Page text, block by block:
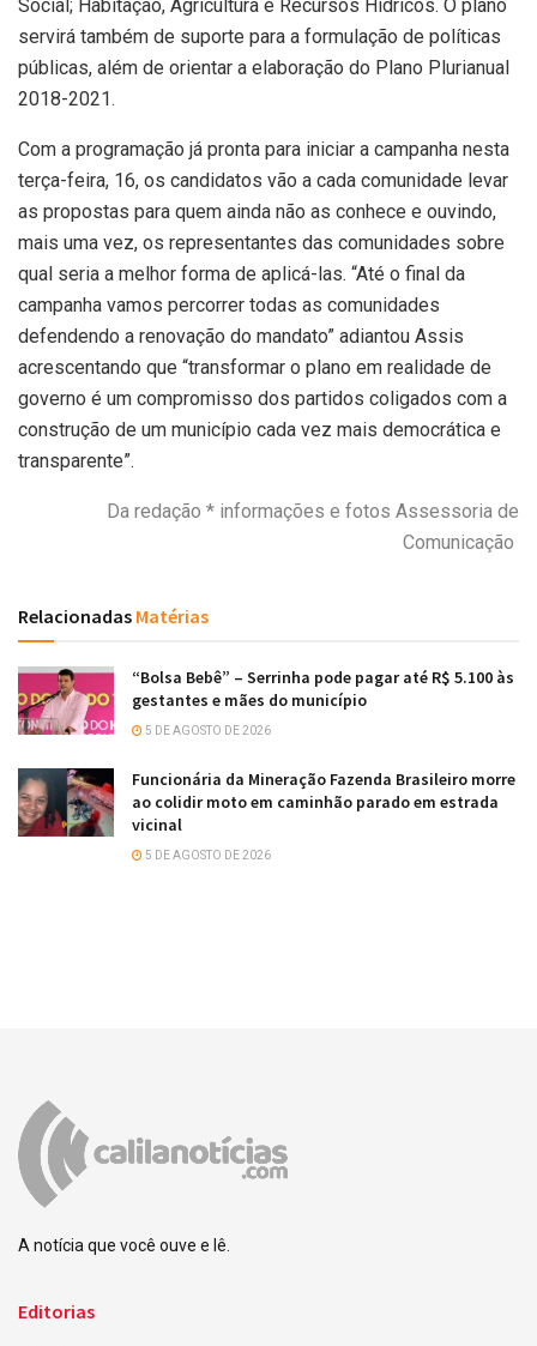
Social; Habitação, Agricultura e Recursos Hídricos. O plano
servirá também de suporte para a formulação de políticas
públicas, além de orientar a elaboração do Plano Plurianual
2018-2021.
Com a programação já pronta para iniciar a campanha nesta
terça-feira, 16, os candidatos vão a cada comunidade levar
as propostas para quem ainda não as conhece e ouvindo,
mais uma vez, os representantes das comunidades sobre
qual seria a melhor forma de aplicá-las. “Até o final da
campanha vamos percorrer todas as comunidades
defendendo a renovação do mandato” adiantou Assis
acrescentando que “transformar o plano em realidade de
governo é um compromisso dos partidos coligados com a
construção de um município cada vez mais democrática e
transparente”.
Da redação * informações e fotos Assessoria de
Comunicação
Relacionadas Matérias
“Bolsa Bebê” – Serrinha pode pagar até R$ 5.100 às
gestantes e mães do município
5 DE AGOSTO DE 2026
Funcionária da Mineração Fazenda Brasileiro morre
ao colidir moto em caminhão parado em estrada
vicinal
5 DE AGOSTO DE 2026
A notícia que você ouve e lê.
Editorias